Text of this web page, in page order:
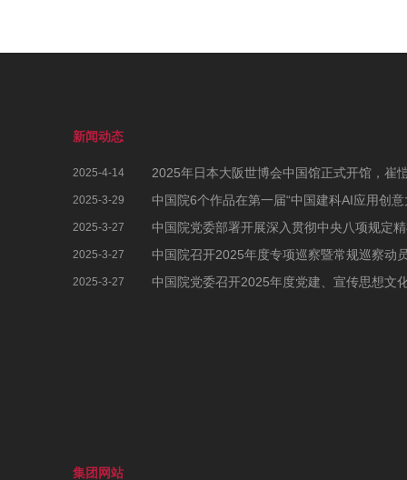
新闻动态
2025-4-14
2025-3-29
2025-3-27
2025-3-27 中国院召开2025年度专项巡察暨常规巡察动
2025-3-27
集团网站